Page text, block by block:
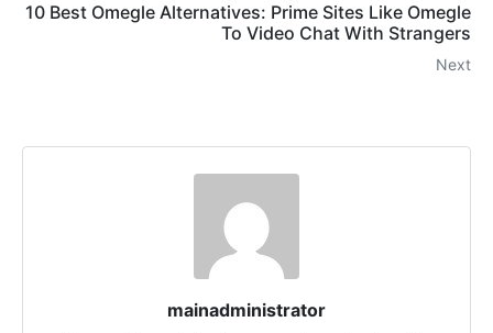
10 Best Omegle Alternatives: Prime Sites Like Omegle
To Video Chat With Strangers
Next
mainadministrator